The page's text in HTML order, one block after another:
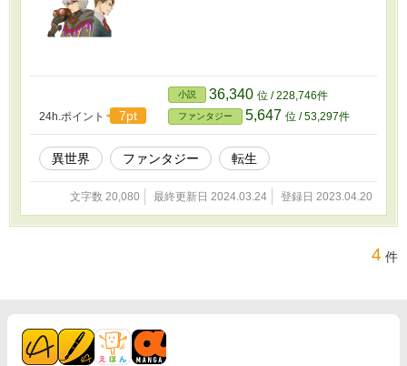
24h.ポイント 7pt
小説 36,340 位 / 228,746件
ファンタジー 5,647 位 / 53,297件
異世界 ファンタジー 転生
文字数 20,080 最終更新日 2024.03.24 登録日 2023.04.20
4 件